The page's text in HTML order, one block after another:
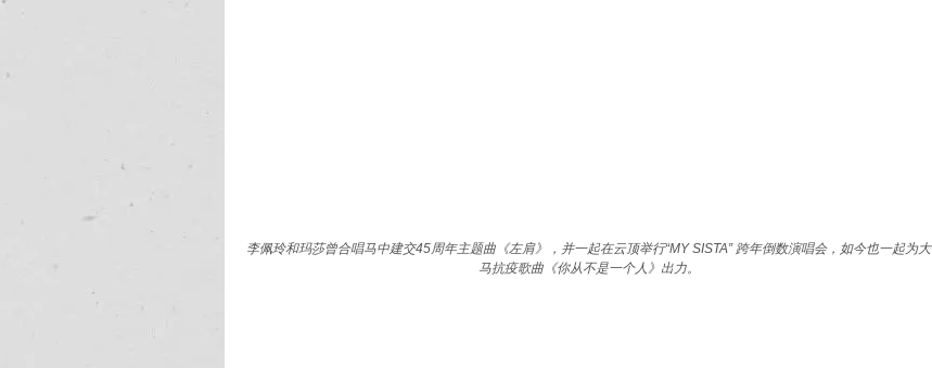
李佩玲和玛莎曾合唱马中建交45周年主题曲《左肩》，并一起在云顶举行“MY SISTA” 跨年倒数演唱会，如今也一起为大
马抗疫歌曲《你从不是一个人》出力。